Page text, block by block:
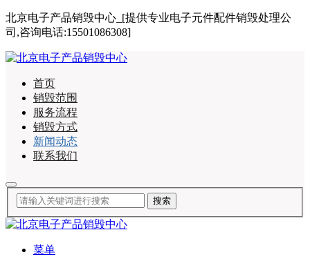
北京电子产品销毁中心_[提供专业电子元件配件销毁处理公
司,咨询电话:15501086308]
首页
销毁范围
服务流程
销毁方式
新闻动态
联系我们
菜单